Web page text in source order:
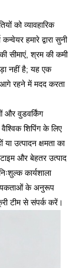
को व्यावहारिक
हमारे द्वारा सुनी
सीमाएं, श्रम की कमी
नहीं है; यह एक
आगे रहने में मदद करता
और वुडवर्किंग
शिपिंग के लिए
उत्पादन क्षमता का
और बेहतर उत्पाद
कार्यशाला
के अनुरूप
टीम से संपर्क करें।